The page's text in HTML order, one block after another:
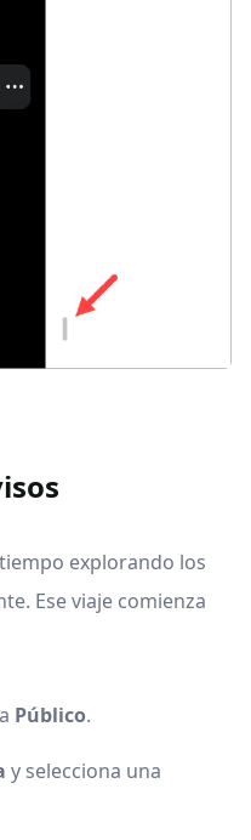
explorando los
Ese viaje comienza
Público.
y selecciona una